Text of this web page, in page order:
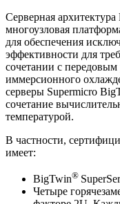
Серверная
многоузловая
для обеспечения
эффективности для
сочетании с
иммерсионного
серверы Supermicro
сочетание
температурой.
В частности,
имеет:
BigTwin®
Четыре